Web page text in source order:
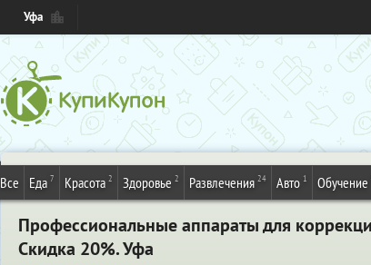
Уфа
Все Еда 7 Красота 2 Здоровье 2 Развлечения 24 Авто 1 Обучение
Профессиональные аппараты для
Скидка 20%. Уфа